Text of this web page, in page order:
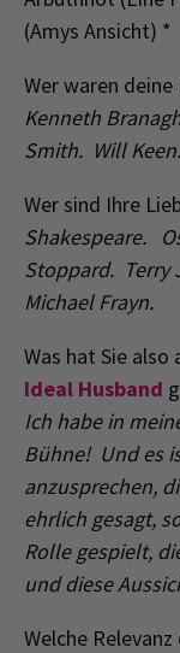
(Amys Ansicht) *
Wer waren
Kenneth
Smith. Will
Wer sind Ihre
Shakespeare.
Stoppard. Terry
Michael Frayn.
Was hat Sie also
Ideal Husband
Ich habe in
Bühne! Und es
anzusprechen,
ehrlich gesagt,
Rolle gespielt,
und diese
Welche